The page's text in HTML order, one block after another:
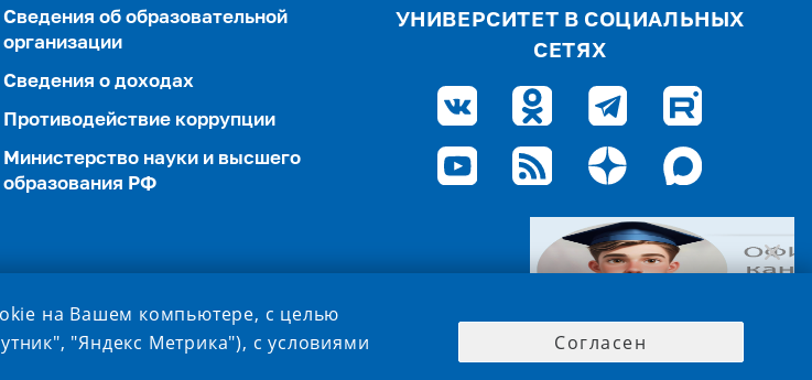
Сведения об образовательной
организации
Сведения о доходах
Противодействие коррупции
Министерство науки и высшего
образования РФ
УНИВЕРСИТЕТ В СОЦИАЛЬНЫХ
СЕТЯХ
на Вашем компьютере, с целью
"Яндекс Метрика"), с условиями
Согласен